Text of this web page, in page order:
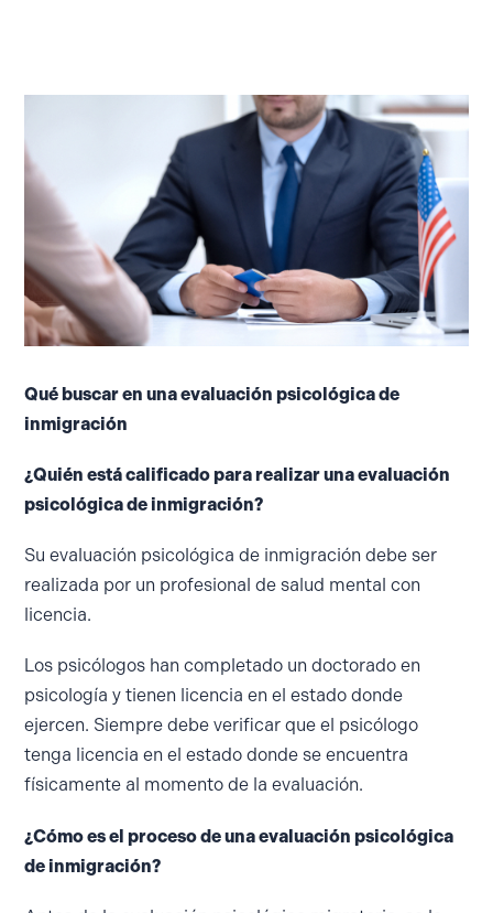
Qué buscar en una evaluación psicológica de
inmigración
¿Quién está calificado para realizar una evaluación
psicológica de inmigración?
Su evaluación psicológica de inmigración debe ser
realizada por un profesional de salud mental con
licencia.
Los psicólogos han completado un doctorado en
psicología y tienen licencia en el estado donde
ejercen. Siempre debe verificar que el psicólogo
tenga licencia en el estado donde se encuentra
físicamente al momento de la evaluación.
¿Cómo es el proceso de una evaluación psicológica
de inmigración?